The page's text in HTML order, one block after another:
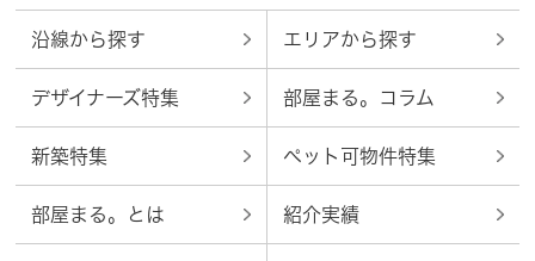
沿線から探す エリアから探す
デザイナーズ特集 部屋まる。コラム
新築特集 ペット可物件特集
部屋まる。とは 紹介実績